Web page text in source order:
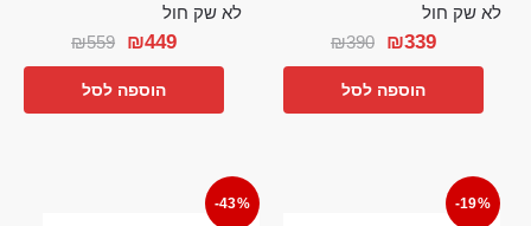
לא שק חול
₪390 ₪339
הוספה לסל
לא שק חול
₪559 ₪449
הוספה לסל
-19%
-43%